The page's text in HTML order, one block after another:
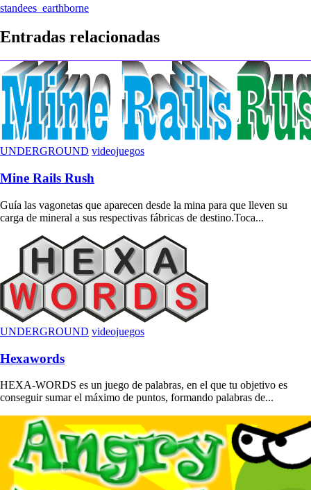
Navegación
de
entradas
standees_earthborne
Entradas relacionadas
UNDERGROUND videojuegos
Mine Rails Rush
Guía las vagonetas que aparecen desde la mina para que lleven su
carga de mineral a sus respectivas fábricas de destino.Toca...
UNDERGROUND videojuegos
Hexawords
HEXA-WORDS es un juego de palabras, en el que tu objetivo es
conseguir sumar el máximo de puntos, formando palabras de...